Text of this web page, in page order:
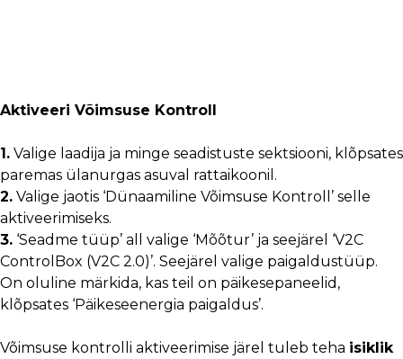
Aktiveeri Võimsuse Kontroll
1. Valige laadija ja minge seadistuste sektsiooni, klõpsates
paremas ülanurgas asuval rattaikoonil.
2. Valige jaotis ‘Dünaamiline Võimsuse Kontroll’ selle
aktiveerimiseks.
3. ‘Seadme tüüp’ all valige ‘Mõõtur’ ja seejärel ‘V2C
ControlBox (V2C 2.0)’. Seejärel valige paigaldustüüp.
On oluline märkida, kas teil on päikesepaneelid,
klõpsates ‘Päikeseenergia paigaldus’.
Võimsuse kontrolli aktiveerimise järel tuleb teha isiklik